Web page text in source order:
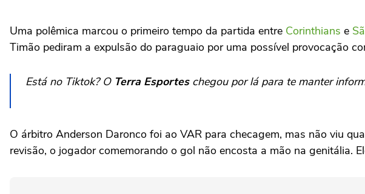
Uma polêmica marcou o primeiro tempo da partida entre Corinthians e
Timão pediram a expulsão do paraguaio por uma possível provocação
Está no Tiktok? O Terra Esporteschegou por lá para te manter
O árbitro Anderson Daronco foi ao VAR para checagem, mas não viu
revisão, o jogador comemorando o gol não encosta a mão na genitália.